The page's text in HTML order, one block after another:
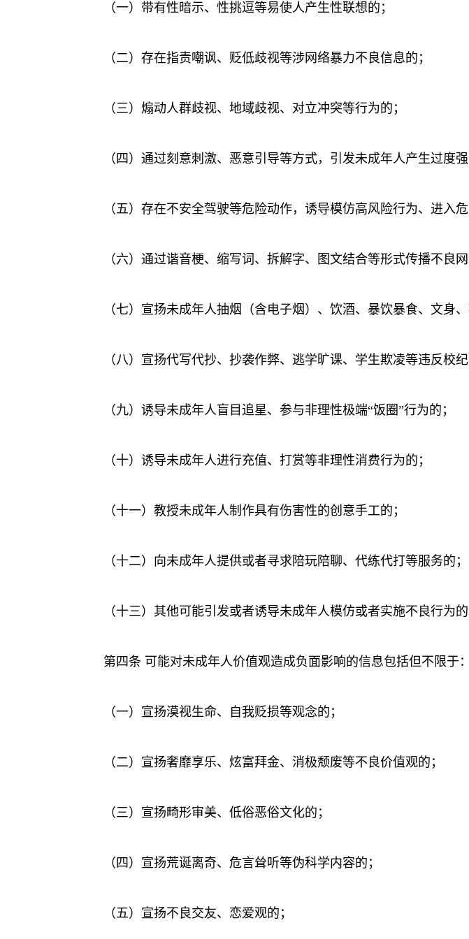
（一）带有性暗示、性挑逗等易使人产生性联想的；
（二）存在指责嘲讽、贬低歧视等涉网络暴力不良信息的；
（三）煽动人群歧视、地域歧视、对立冲突等行为的；
（四）通过刻意刺激、恶意引导等方式，引发未成年人产生过度
（五）存在不安全驾驶等危险动作，诱导模仿高风险行为、进入
（六）通过谐音梗、缩写词、拆解字、图文结合等形式传播不良网
（七）宣扬未成年人抽烟（含电子烟）、饮酒、暴饮暴食、文身
（八）宣扬代写代抄、抄袭作弊、逃学旷课、学生欺凌等违反校纪
（九）诱导未成年人盲目追星、参与非理性极端“饭圈”行为的；
（十）诱导未成年人进行充值、打赏等非理性消费行为的；
（十一）教授未成年人制作具有伤害性的创意手工的；
（十二）向未成年人提供或者寻求陪玩陪聊、代练代打等服务的；
（十三）其他可能引发或者诱导未成年人模仿或者实施不良行为的
第四条 可能对未成年人价值观造成负面影响的信息包括但不限于：
（一）宣扬漠视生命、自我贬损等观念的；
（二）宣扬奢靡享乐、炫富拜金、消极颓废等不良价值观的；
（三）宣扬畸形审美、低俗恶俗文化的；
（四）宣扬荒诞离奇、危言耸听等伪科学内容的；
（五）宣扬不良交友、恋爱观的；